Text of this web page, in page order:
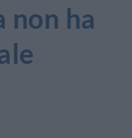
non ha